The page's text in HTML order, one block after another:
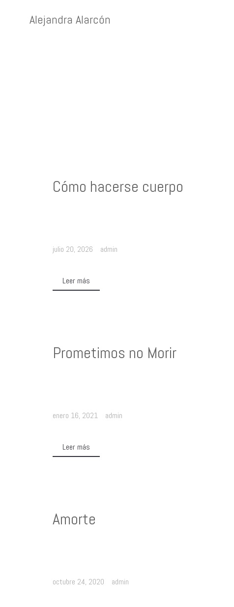
Alejandra Alarcón
Cómo hacerse cuerpo
julio 20, 2026 admin
Leer más
Prometimos no Morir
enero 16, 2021 admin
Leer más
Amorte
octubre 24, 2020 admin